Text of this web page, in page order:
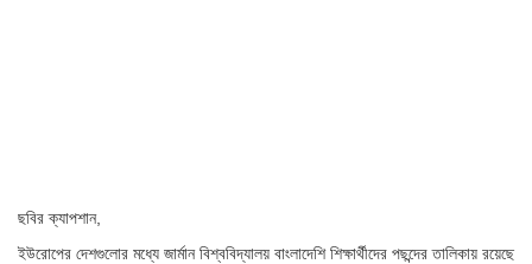
ছবির ক্যাপশান,
ইউরোপের দেশগুলোর মধ্যে জার্মান বিশ্ববিদ্যালয় বাংলাদেশি শিক্ষার্থীদের পছন্দের তালিকায় রয়েছে